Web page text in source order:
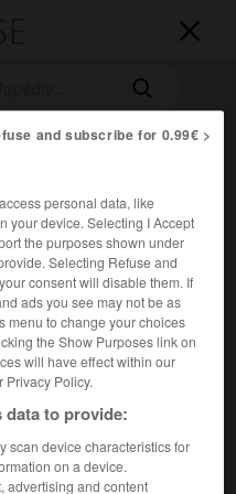


and subscribe for 0.99€ >
personal data, like
your device. Selecting I Accept
the purposes shown under
Selecting Refuse and
consent will disable them. If
ads you see may not be as
menu to change your choices
the Show Purposes link on
will have effect within our
Policy.
data to provide:
scan device characteristics for
on a device.
advertising and content